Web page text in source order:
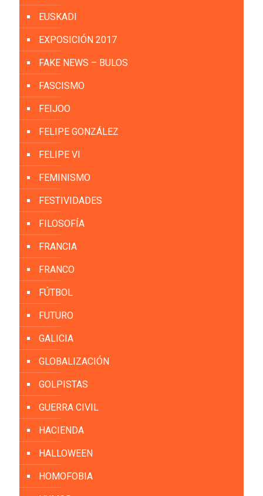
EUSKADI
EXPOSICIÓN 2017
FAKE NEWS – BULOS
FASCISMO
FEIJOO
FELIPE GONZÁLEZ
FELIPE VI
FEMINISMO
FESTIVIDADES
FILOSOFÍA
FRANCIA
FRANCO
FÚTBOL
FUTURO
GALICIA
GLOBALIZACIÓN
GOLPISTAS
GUERRA CIVIL
HACIENDA
HALLOWEEN
HOMOFOBIA